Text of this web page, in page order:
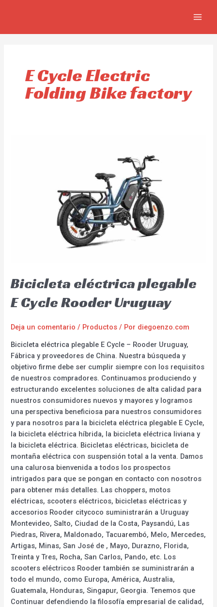
E Cycle Electric
Folding Bike factory
Bicicleta eléctrica plegable
E Cycle Rooder Uruguay
Deja un comentario / Productos / Por diegoenzo.com
Bicicleta eléctrica plegable E Cycle – Rooder Uruguay,
Fábrica y proveedores de China. Nuestra búsqueda y
objetivo firme debe ser cumplir siempre con los requisitos
de nuestros compradores. Continuamos produciendo y
estructurando excelentes soluciones de alta calidad para
nuestros consumidores nuevos y mayores y logramos
una perspectiva beneficiosa para nuestros consumidores
y para nosotros para la bicicleta eléctrica plegable E Cycle,
la bicicleta eléctrica híbrida, la bicicleta eléctrica liviana y
la bicicleta eléctrica. Bicicletas eléctricas, bicicleta de
montaña eléctrica con suspensión total a la venta. Damos
una calurosa bienvenida a todos los prospectos
intrigados para que se pongan en contacto con nosotros
para obtener más detalles. Las choppers, motos
eléctricas, scooters eléctricos, bicicletas eléctricas y
accesorios Rooder citycoco suministrarán a Uruguay
Montevideo, Salto, Ciudad de la Costa, Paysandú, Las
Piedras, Rivera, Maldonado, Tacuarembó, Melo, Mercedes,
Artigas, Minas, San José de , Mayo, Durazno, Florida,
Treinta y Tres, Rocha, San Carlos, Pando, etc. Los
scooters eléctricos Rooder también se suministrarán a
todo el mundo, como Europa, América, Australia,
Guatemala, Honduras, Singapur, Georgia. Tenemos que
Continuar defendiendo la filosofía empresarial de calidad,